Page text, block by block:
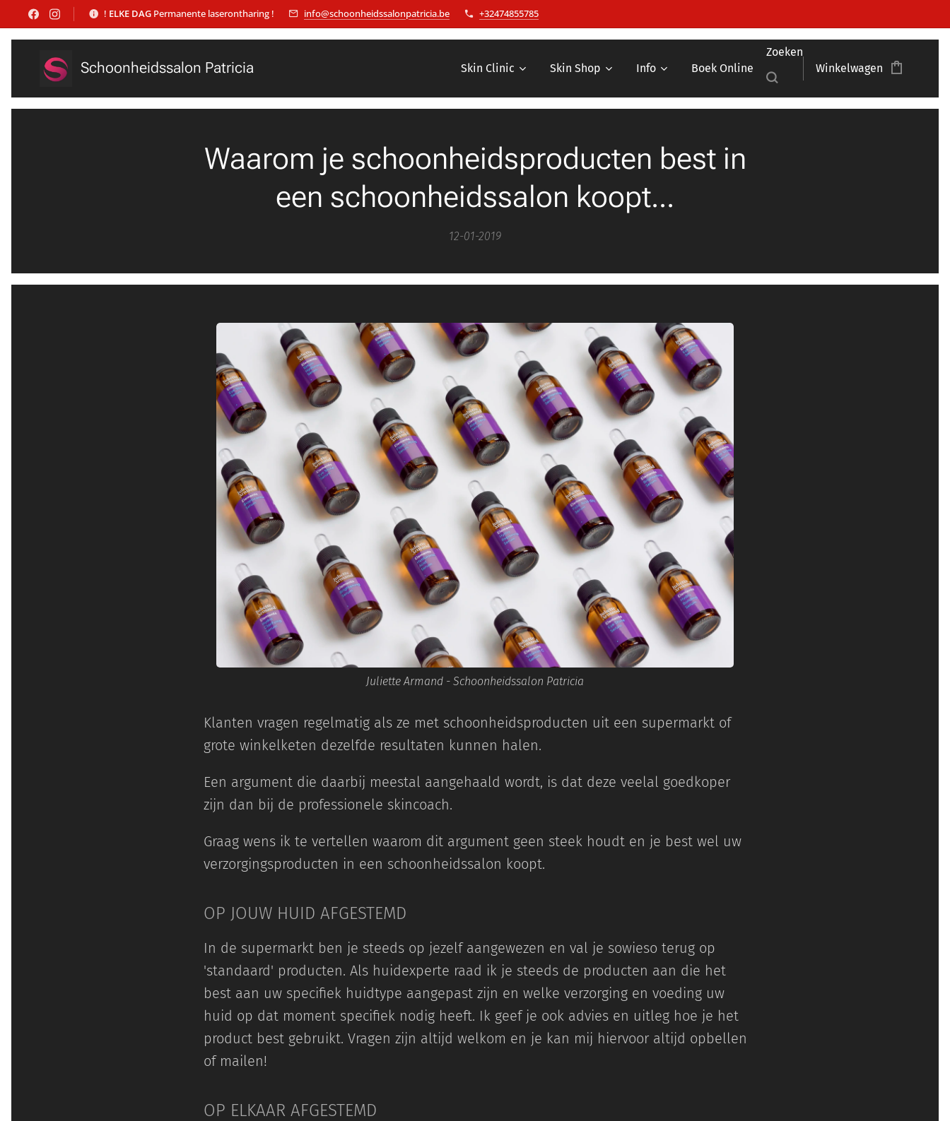
! ELKE DAG Permanente laserontharing ! info@schoonheidssalonpatricia.be +32474855785
Schoonheidssalon Patricia Skin Clinic Skin Shop Info Boek Online
Zoeken
Winkelwagen
Waarom je schoonheidsproducten best in
een schoonheidssalon koopt...
12-01-2019
Juliette Armand - Schoonheidssalon Patricia
Klanten vragen regelmatig als ze met schoonheidsproducten uit een supermarkt of
grote winkelketen dezelfde resultaten kunnen halen.
Een argument die daarbij meestal aangehaald wordt, is dat deze veelal goedkoper
zijn dan bij de professionele skincoach.
Graag wens ik te vertellen waarom dit argument geen steek houdt en je best wel uw
verzorgingsproducten in een schoonheidssalon koopt.
OP JOUW HUID AFGESTEMD
In de supermarkt ben je steeds op jezelf aangewezen en val je sowieso terug op
'standaard' producten. Als huidexperte raad ik je steeds de producten aan die het
best aan uw specifiek huidtype aangepast zijn en welke verzorging en voeding uw
huid op dat moment specifiek nodig heeft. Ik geef je ook advies en uitleg hoe je het
product best gebruikt. Vragen zijn altijd welkom en je kan mij hiervoor altijd opbellen
of mailen!
OP ELKAAR AFGESTEMD